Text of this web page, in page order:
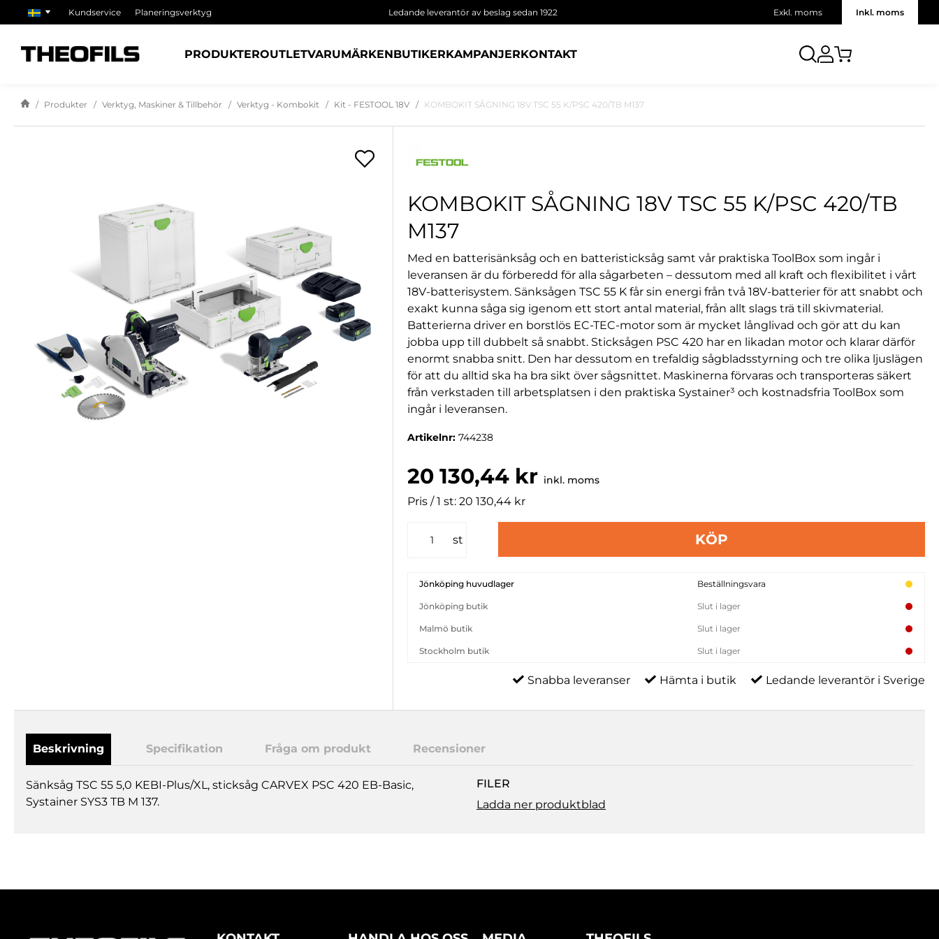
Kundservice Planeringsverktyg Ledande leverantör av beslag sedan 1922 Exkl. moms Inkl. moms
PRODUKTEROUTLETVARUMÄRKENBUTIKERKAMPANJERKONTAKT
Produkter Verktyg, Maskiner & Tillbehör Verktyg - Kombokit Kit - FESTOOL 18V KOMBOKIT SÅGNING 18V TSC 55 K/PSC 420/TB M137
KOMBOKIT SÅGNING 18V TSC 55 K/PSC 420/TB
M137
Med en batterisänksåg och en batteristicksåg samt vår praktiska ToolBox som ingår i
leveransen är du förberedd för alla sågarbeten – dessutom med all kraft och flexibilitet i vårt
18V-batterisystem. Sänksågen TSC 55 K får sin energi från två 18V-batterier för att snabbt och
exakt kunna såga sig igenom ett stort antal material, från allt slags trä till skivmaterial.
Batterierna driver en borstlös EC-TEC-motor som är mycket långlivad och gör att du kan
jobba upp till dubbelt så snabbt. Sticksågen PSC 420 har en likadan motor och klarar därför
enormt snabba snitt. Den har dessutom en trefaldig sågbladsstyrning och tre olika ljuslägen
för att du alltid ska ha bra sikt över sågsnittet. Maskinerna förvaras och transporteras säkert
från verkstaden till arbetsplatsen i den praktiska Systainer³ och kostnadsfria ToolBox som
ingår i leveransen.
Artikelnr:744238
20 130,44 kr inkl. moms
Pris / 1 st: 20 130,44 kr
st KÖP
Jönköping huvudlager Beställningsvara
Jönköping butik Slut i lager
Malmö butik Slut i lager
Stockholm butik Slut i lager
Snabba leveranser Hämta i butik Ledande leverantör i Sverige
Beskrivning Specifikation Fråga om produkt Recensioner
Sänksåg TSC 55 5,0 KEBI-Plus/XL, sticksåg CARVEX PSC 420 EB-Basic,
Systainer SYS3 TB M 137.
FILER
Ladda ner produktblad